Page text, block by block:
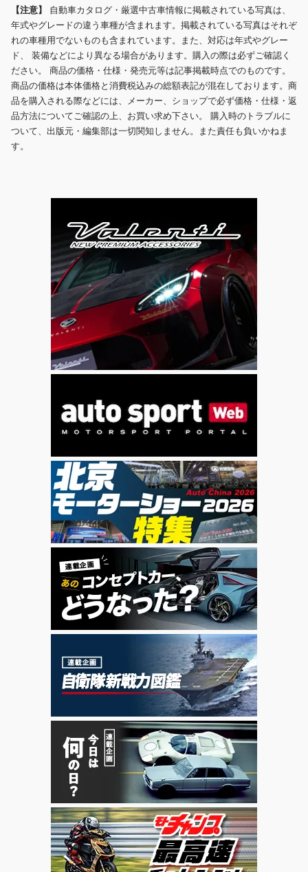
【注意】 自動車カタログ・厳選中古車情報に掲載されている写真は、
年式やグレードの違う車種が含まれます。掲載されている写真はそれぞ
れの車種用でないものも含まれています。また、対応は年式やグレー
ド、 装備などにより異なる場合があります。購入の際は必ずご確認く
ださい。 商品の価格・仕様・発売元等は記事掲載時点でのものです。
商品の価格は本体価格と消費税込みの総額表記が混在しております。商
品を購入される際などには、メーカー、ショップで必ず価格・仕様・返
品方法についてご確認の上、お買い求め下さい。 購入時のトラブルに
ついて、出版元・編集部は一切関知しません。また責任も負いかねま
す。